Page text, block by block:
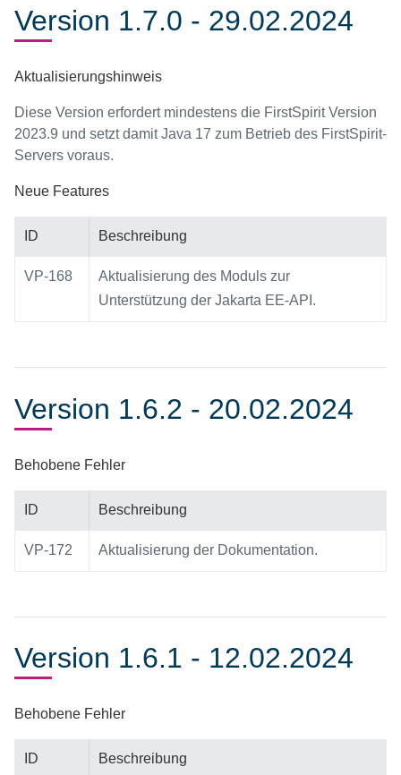
Version 1.7.0 - 29.02.2024
Aktualisierungshinweis
Diese Version erfordert mindestens die FirstSpirit Version
2023.9 und setzt damit Java 17 zum Betrieb des FirstSpirit-
Servers voraus.
Neue Features
ID Beschreibung
VP-168
Aktualisierung des Moduls zur
Unterstützung der Jakarta EE-API.
Version 1.6.2 - 20.02.2024
Behobene Fehler
ID Beschreibung
VP-172 Aktualisierung der Dokumentation.
Version 1.6.1 - 12.02.2024
Behobene Fehler
ID Beschreibung